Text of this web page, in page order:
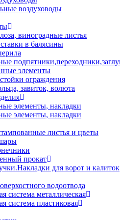
воздуховоды
виноградные листья
в балясины
элементы
ограждения
завиток, волюта
элементы, накладки
элементы, накладки
листья и цветы
прокат
для ворот и калиток
водоотвода
система металлическая
система пластиковая